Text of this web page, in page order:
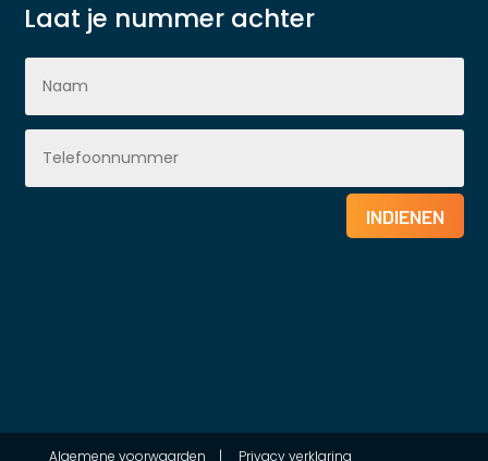
Laat je nummer achter
INDIENEN
Algemene voorwaarden | Privacy verklaring